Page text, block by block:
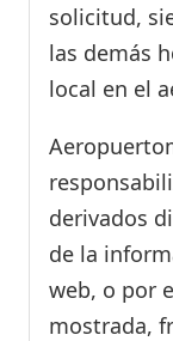
solicitud,
las demás
local en el
derivados
de la
web, o por
mostrada,